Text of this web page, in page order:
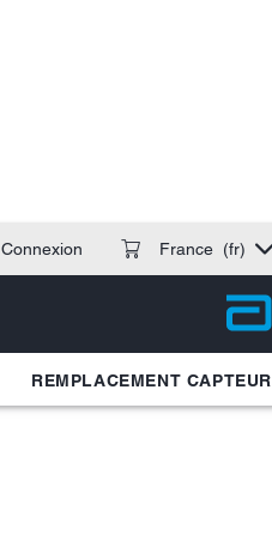
Connexion France (fr)
REMPLACEMENT CAPTEUR